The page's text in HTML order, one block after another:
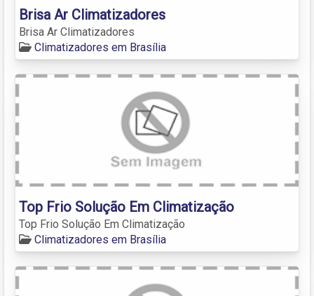
Brisa Ar Climatizadores
Brisa Ar Climatizadores
Climatizadores em Brasília
Top Frio Solução Em Climatização
Top Frio Solução Em Climatização
Climatizadores em Brasília